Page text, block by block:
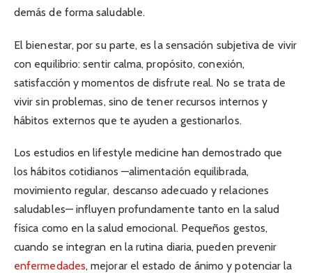
demás de forma saludable.
El bienestar, por su parte, es la sensación subjetiva de vivir
con equilibrio: sentir calma, propósito, conexión,
satisfacción y momentos de disfrute real. No se trata de
vivir sin problemas, sino de tener recursos internos y
hábitos externos que te ayuden a gestionarlos.
Los estudios en lifestyle medicine han demostrado que
los hábitos cotidianos —alimentación equilibrada,
movimiento regular, descanso adecuado y relaciones
saludables— influyen profundamente tanto en la salud
física como en la salud emocional. Pequeños gestos,
cuando se integran en la rutina diaria, pueden prevenir
enfermedades, mejorar el estado de ánimo y potenciar la